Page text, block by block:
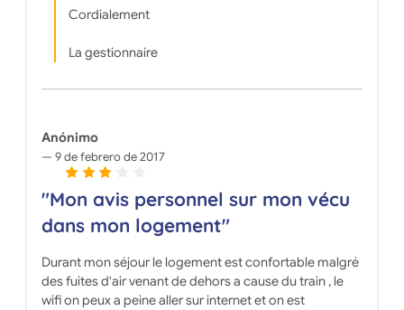
Cordialement
La gestionnaire
Anónimo
9 de febrero de 2017
"Mon avis personnel sur mon vécu
dans mon logement"
Durant mon séjour le logement est confortable malgré
des fuites d'air venant de dehors a cause du train , le
wifi on peux a peine aller sur internet et on est